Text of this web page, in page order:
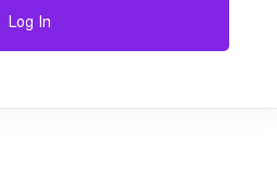
Log In